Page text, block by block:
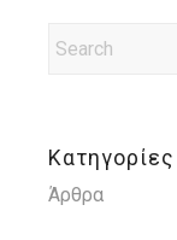
Κατηγορίες
Άρθρα